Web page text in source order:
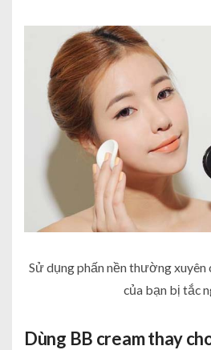
Sử dụng phấn nền thường xuyên
của bạn bị tắc
Dùng BB cream thay